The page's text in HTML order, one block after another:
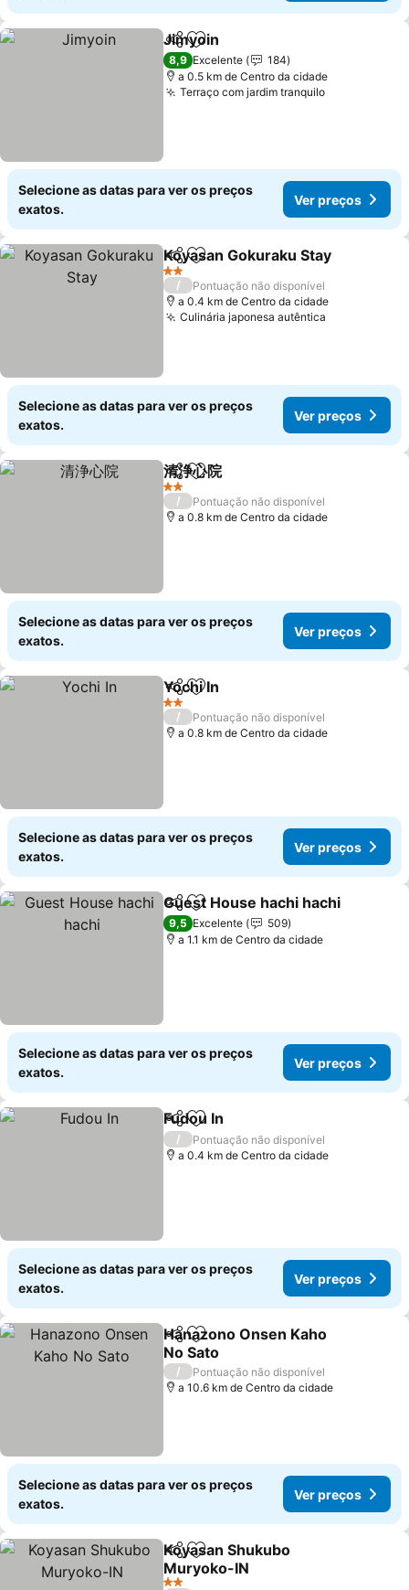
PartilharAdicionar aos favoritos
Jimyoin
8,9 Excelente
184
a 0.5 km de Centro da cidade
Terraço com jardim tranquiloVer preços
Selecione as datas para ver os preços
exatos.
Ver preços
PartilharAdicionar aos favoritos
Koyasan Gokuraku Stay
2 Estrelas
/
Pontuação não disponível
a 0.4 km de Centro da cidade
Culinária japonesa autêntica
Selecione as datas para ver os preços
exatos.
Ver preços
PartilharAdicionar aos favoritos
清浄心院
2 Estrelas
/
Pontuação não disponível
a 0.8 km de Centro da cidade
Selecione as datas para ver os preços
exatos.
Ver preços
PartilharAdicionar aos favoritos
Yochi In
2 Estrelas
/
Pontuação não disponível
a 0.8 km de Centro da cidade
Selecione as datas para ver os preços
exatos.
Ver preços
PartilharAdicionar aos favoritos
Guest House hachi hachi
9,5 Excelente
509
a 1.1 km de Centro da cidade
Selecione as datas para ver os preços
exatos.
Ver preços
PartilharAdicionar aos favoritos
Fudou In
/
Pontuação não disponível
a 0.4 km de Centro da cidade
Selecione as datas para ver os preços
exatos.
Ver preços
PartilharAdicionar aos favoritos
Hanazono Onsen Kaho
No Sato
Ver preços
/
Pontuação não disponível
a 10.6 km de Centro da cidade
Selecione as datas para ver os preços
exatos.
Ver preços
PartilharAdicionar aos favoritos
Koyasan Shukubo
Muryoko-IN